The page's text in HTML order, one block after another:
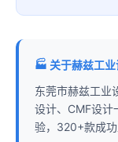
🏭 关于赫兹工
东莞市赫兹工业
设计、CMF设计
验，320+款成功